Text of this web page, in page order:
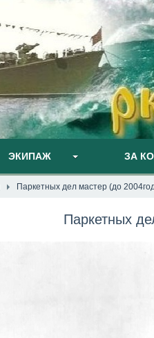
ЭКИПАЖ ЗА
Паркетных дел мастер (до
Паркетных